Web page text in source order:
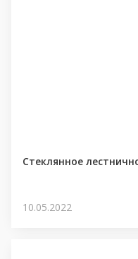
Стеклянное
10.05.2022